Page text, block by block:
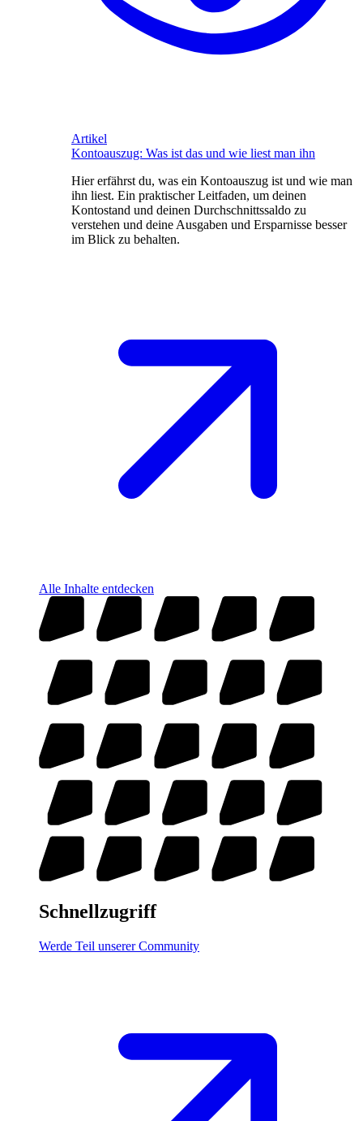
Artikel
Kontoauszug: Was ist das und wie liest man ihn
Hier erfährst du, was ein Kontoauszug ist und wie man
ihn liest. Ein praktischer Leitfaden, um deinen
Kontostand und deinen Durchschnittssaldo zu
verstehen und deine Ausgaben und Ersparnisse besser
im Blick zu behalten.
Alle Inhalte entdecken
Schnellzugriff
Werde Teil unserer Community